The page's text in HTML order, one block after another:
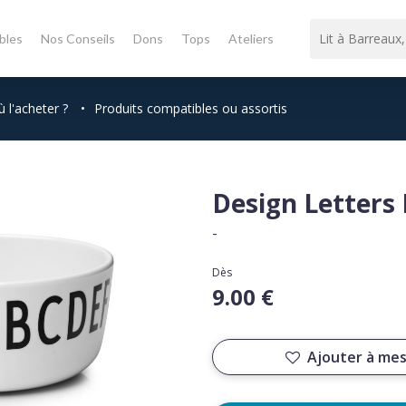
Nos Conseils Dons Tops Ateliers
l'acheter ? • Produits compatibles ou assortis
Design Letters
-
Dès
9.00 €
Ajouter à